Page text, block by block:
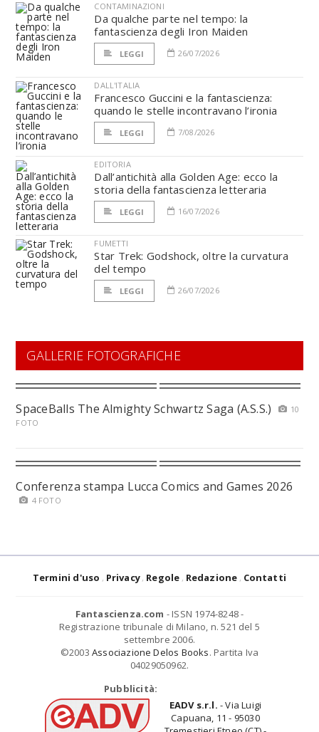
CONTAMINAZIONI
Da qualche parte nel tempo: la
fantascienza degli Iron Maiden
LEGGI 26/07/2026
DALL'ITALIA
Francesco Guccini e la fantascienza:
quando le stelle incontravano l’ironia
LEGGI 7/08/2026
EDITORIA
Dall’antichità alla Golden Age: ecco la
storia della fantascienza letteraria
LEGGI 16/07/2026
FUMETTI
Star Trek: Godshock, oltre la curvatura
del tempo
LEGGI 26/07/2026
GALLERIE FOTOGRAFICHE
SpaceBalls The Almighty Schwartz Saga (A.S.S.)
10
FOTO
Conferenza stampa Lucca Comics and Games 2026
4 FOTO
Termini d'uso Privacy Regole Redazione Contatti
Fantascienza.com - ISSN 1974-8248 -
Registrazione tribunale di Milano, n. 521 del 5
settembre 2006.
©2003 Associazione Delos Books. Partita Iva
04029050962.
Pubblicità:
EADV s.r.l. - Via Luigi
Capuana, 11 - 95030